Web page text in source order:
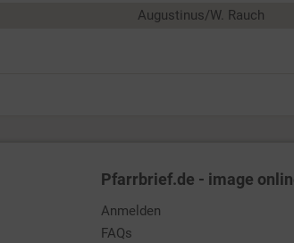
Augustinus/W. Rauch
Pfarrbrief.de - image
Anmelden
FAQs